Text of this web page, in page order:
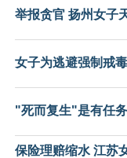
举报贪官 扬州女子
女子为逃避强制戒
"死而复生"是有任
保险理赔缩水 江苏